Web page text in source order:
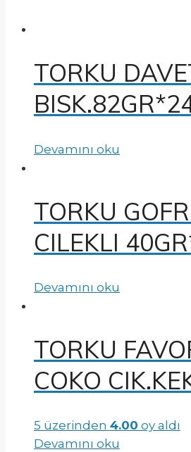
TORKU
Devamını oku
TORKU
CILEKLI
Devamını oku
TORKU
COKO
5 üzerinden 4.00 oy aldı
Devamını oku